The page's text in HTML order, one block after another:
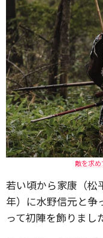
敵を求め
若い頃から家康（松
年）に水野信元と争
って初陣を飾りまし